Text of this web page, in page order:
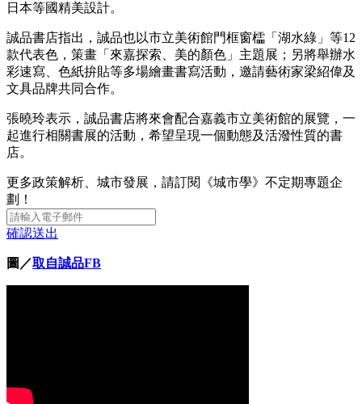
日本等國精美設計。
誠品書店指出，誠品也以市立美術館門框窗櫺「湖水綠」等12
款代表色，策畫「來嘉探索、美的顏色」主題展；另將舉辦水
彩速寫、色紙拚貼等多場繪畫書寫活動，邀請藝術家梁紹偉及
文具品牌共同合作。
張曉玲表示，誠品書店將來會配合嘉義市立美術館的展覽，一
起進行相關書展的活動，希望呈現一個動態及活潑性質的書
店。
更多政策解析、城市發展，請訂閱《城市學》不定期專題企
劃！
確認送出
圖／取自誠品FB